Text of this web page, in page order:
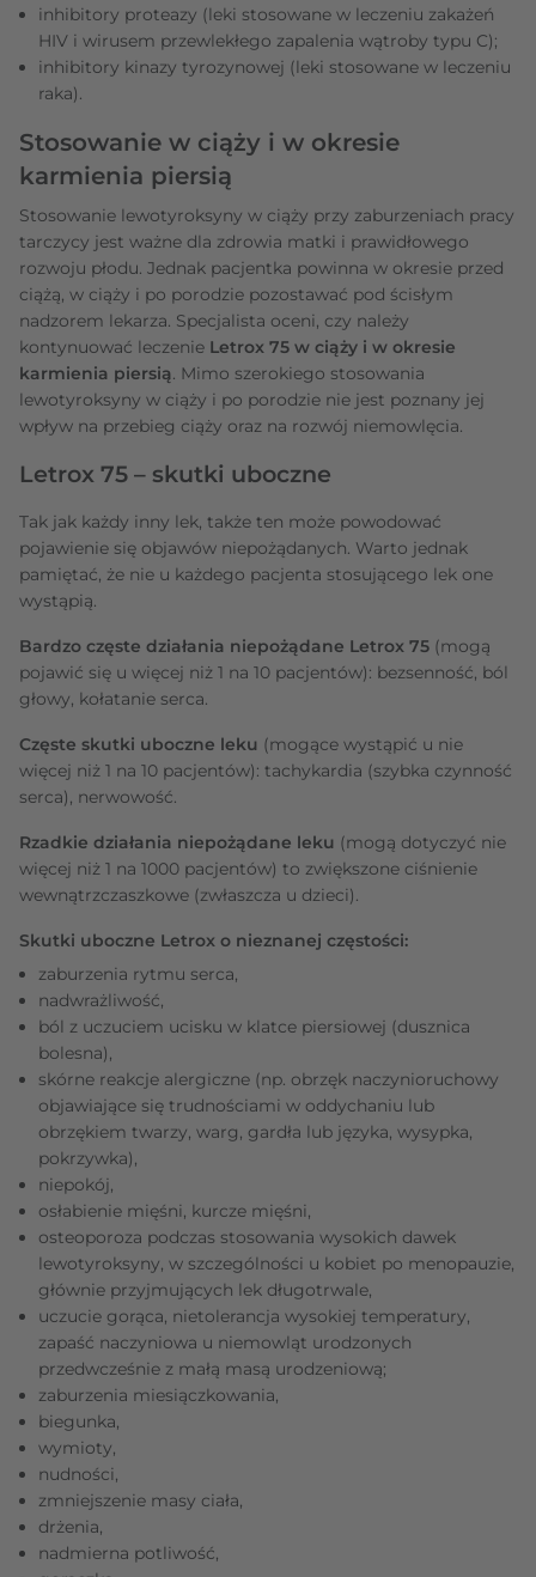
inhibitory proteazy (leki stosowane w leczeniu zakażeń
HIV i wirusem przewlekłego zapalenia wątroby typu C);
inhibitory kinazy tyrozynowej (leki stosowane w leczeniu
raka).
Stosowanie w ciąży i w okresie
karmienia piersią
Stosowanie lewotyroksyny w ciąży przy zaburzeniach pracy
tarczycy jest ważne dla zdrowia matki i prawidłowego
rozwoju płodu. Jednak pacjentka powinna w okresie przed
ciążą, w ciąży i po porodzie pozostawać pod ścisłym
nadzorem lekarza. Specjalista oceni, czy należy
kontynuować leczenie Letrox 75 w ciąży i w okresie
karmienia piersią. Mimo szerokiego stosowania
lewotyroksyny w ciąży i po porodzie nie jest poznany jej
wpływ na przebieg ciąży oraz na rozwój niemowlęcia.
Letrox 75 – skutki uboczne
Tak jak każdy inny lek, także ten może powodować
pojawienie się objawów niepożądanych. Warto jednak
pamiętać, że nie u każdego pacjenta stosującego lek one
wystąpią.
Bardzo częste działania niepożądane Letrox 75 (mogą
pojawić się u więcej niż 1 na 10 pacjentów): bezsenność, ból
głowy, kołatanie serca.
Częste skutki uboczne leku (mogące wystąpić u nie
więcej niż 1 na 10 pacjentów): tachykardia (szybka czynność
serca), nerwowość.
Rzadkie działania niepożądane leku (mogą dotyczyć nie
więcej niż 1 na 1000 pacjentów) to zwiększone ciśnienie
wewnątrzczaszkowe (zwłaszcza u dzieci).
Skutki uboczne Letrox o nieznanej częstości:
zaburzenia rytmu serca,
nadwrażliwość,
ból z uczuciem ucisku w klatce piersiowej (dusznica
bolesna),
skórne reakcje alergiczne (np. obrzęk naczynioruchowy
objawiające się trudnościami w oddychaniu lub
obrzękiem twarzy, warg, gardła lub języka, wysypka,
pokrzywka),
niepokój,
osłabienie mięśni, kurcze mięśni,
osteoporoza podczas stosowania wysokich dawek
lewotyroksyny, w szczególności u kobiet po menopauzie,
głównie przyjmujących lek długotrwale,
uczucie gorąca, nietolerancja wysokiej temperatury,
zapaść naczyniowa u niemowląt urodzonych
przedwcześnie z małą masą urodzeniową;
zaburzenia miesiączkowania,
biegunka,
wymioty,
nudności,
zmniejszenie masy ciała,
drżenia,
nadmierna potliwość,